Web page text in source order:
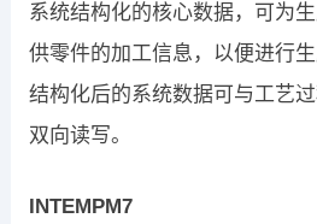
系统结构化的核心数据，可为
供零件的加工信息，以便进行生
结构化后的系统数据可与工艺
双向读写。
INTEMPM7